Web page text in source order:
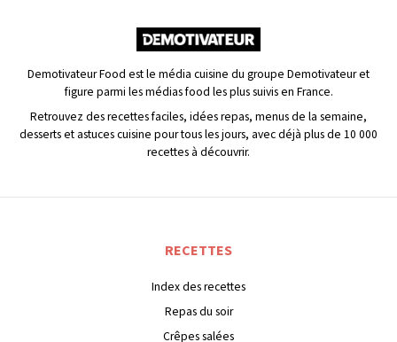
Demotivateur Food est le média cuisine du groupe Demotivateur et
figure parmi les médias food les plus suivis en France.
Retrouvez des recettes faciles, idées repas, menus de la semaine,
desserts et astuces cuisine pour tous les jours, avec déjà plus de 10 000
recettes à découvrir.
RECETTES
Index des recettes
Repas du soir
Crêpes salées